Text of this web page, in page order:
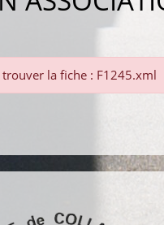
la fiche : F1245.xml